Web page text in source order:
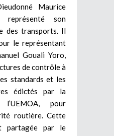
Maurice
son
des transports. Il
le représentant
Gouali Yoro,
de contrôle à
standards et les
édictés par la
pour
routière. Cette
partagée par le